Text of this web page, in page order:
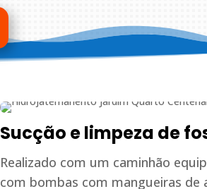
Sucção e limpeza de
Realizado com um caminhão
com bombas com mangueiras de